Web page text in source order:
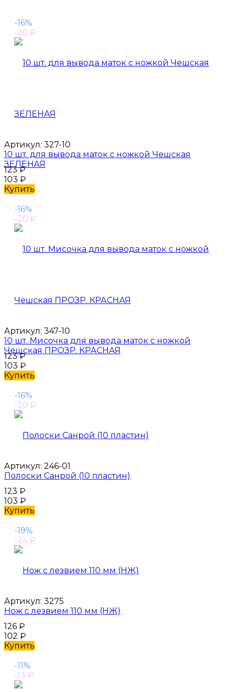
-16%
-20 ₽
Артикул: 327-10
10 шт. для вывода маток с ножкой Чешская
ЗЕЛЕНАЯ
123₽
103 ₽
Купить
-16%
-20 ₽
Артикул: 347-10
10 шт. Мисочка для вывода маток с ножкой
Чешская ПРОЗР. КРАСНАЯ
123₽
103 ₽
Купить
-16%
-20 ₽
Артикул: 246-01
Полоски Санрой (10 пластин)
123 ₽
103 ₽
Купить
-19%
-24 ₽
Артикул: 3275
Нож с лезвием 110 мм (НЖ)
126 ₽
102 ₽
Купить
-11%
-13 ₽